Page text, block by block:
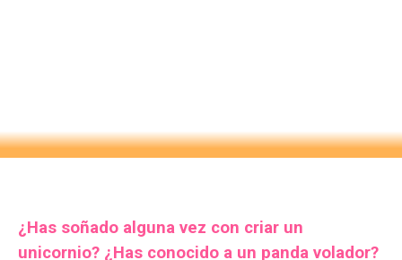
¿Has soñado alguna vez con criar un
unicornio? ¿Has conocido a un panda volador?